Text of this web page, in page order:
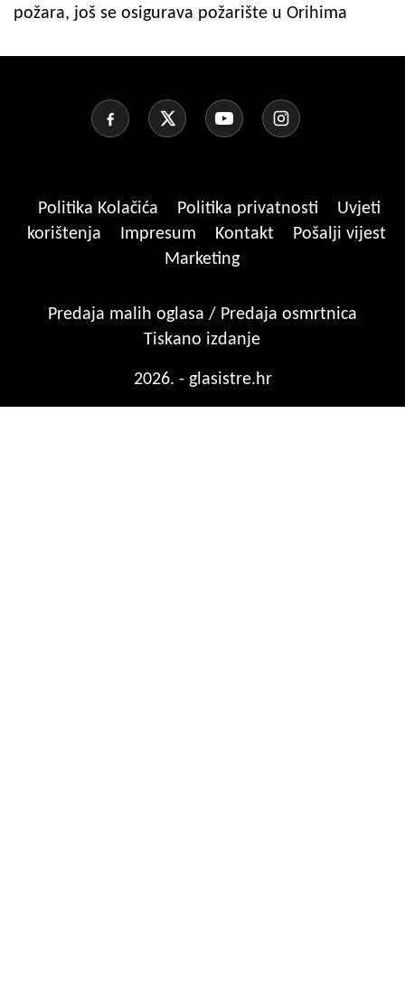
požara, još se osigurava požarište u Orihima
Politika Kolačića Politika privatnosti
Uvjeti
korištenja
Impresum Kontakt
Pošalji vijest
Marketing
Predaja malih oglasa / Predaja osmrtnica
Tiskano izdanje
2026. - glasistre.hr